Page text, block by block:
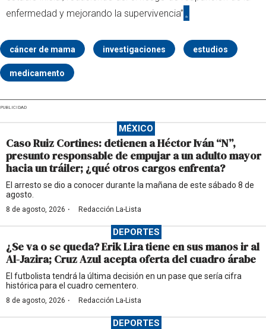
enfermedad y mejorando la supervivencia” .
cáncer de mama investigaciones estudios
medicamento
PUBLICIDAD
MÉXICO
Caso Ruiz Cortines: detienen a Héctor Iván “N”,
presunto responsable de empujar a un adulto mayor
hacia un tráiler; ¿qué otros cargos enfrenta?
El arresto se dio a conocer durante la mañana de este sábado 8 de
agosto.
8 de agosto, 2026 · Redacción La-Lista
DEPORTES
¿Se va o se queda? Erik Lira tiene en sus manos ir al
Al-Jazira; Cruz Azul acepta oferta del cuadro árabe
El futbolista tendrá la última decisión en un pase que sería cifra
histórica para el cuadro cementero.
8 de agosto, 2026 · Redacción La-Lista
DEPORTES